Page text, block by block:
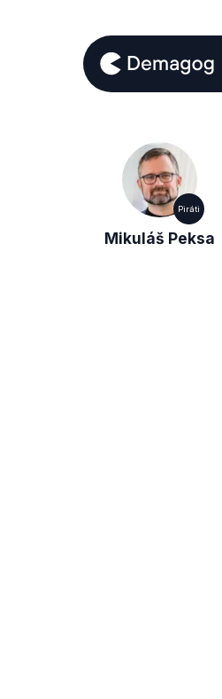
Piráti
Mikuláš Peksa